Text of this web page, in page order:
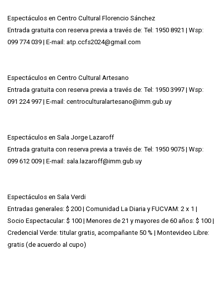
Espectáculos en Centro Cultural Florencio Sánchez
Entrada gratuita con reserva previa a través de: Tel: 1950 8921 | Wsp:
099 774 039 | E-mail: atp.ccfs2024@gmail.com
Espectáculos en Centro Cultural Artesano
Entrada gratuita con reserva previa a través de: Tel: 1950 3997 | Wsp:
091 224 997 | E-mail: centroculturalartesano@imm.gub.uy
Espectáculos en Sala Jorge Lazaroff
Entrada gratuita con reserva previa a través de: Tel: 1950 9075 | Wsp:
099 612 009 | E-mail: sala.lazaroff@imm.gub.uy
Espectáculos en Sala Verdi
Entradas generales: $ 200 | Comunidad La Diaria y FUCVAM: 2 x 1 |
Socio Espectacular: $ 100 | Menores de 21 y mayores de 60 años: $ 100 |
Credencial Verde: titular gratis, acompañante 50 % | Montevideo Libre:
gratis (de acuerdo al cupo)